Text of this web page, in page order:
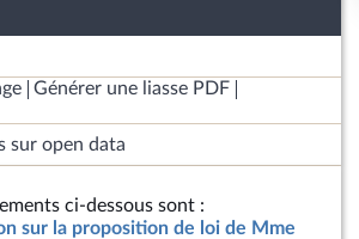
Générer une liasse PDF
sur open data
ci-dessous sont :
sur la proposition de loi de Mme